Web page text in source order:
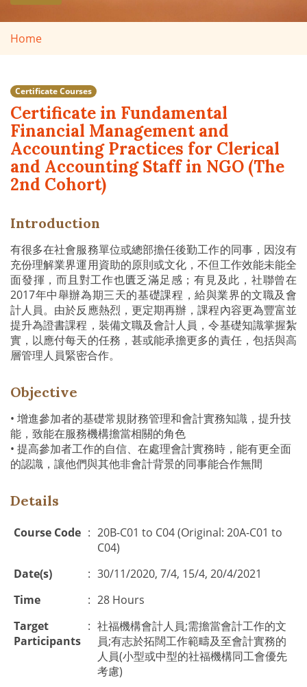
Home
Certificate Courses
Certificate in Fundamental
Financial Management and
Accounting Practices for Clerical
and Accounting Staff in NGO (The
2nd Cohort)
Introduction
有很多在社會服務單位或總部擔任後勤工作的同事，因沒有
充份理解業界運用資助的原則或文化，不但工作效能未能全
面發揮，而且對工作也匱乏滿足感；有見及此，社聯曾在
2017年中舉辦為期三天的基礎課程，給與業界的文職及會
計人員。由於反應熱烈，更定期再辦，課程內容更為豐富並
提升為證書課程，裝備文職及會計人員，令基礎知識掌握紮
實，以應付每天的任務，甚或能承擔更多的責任，包括與高
層管理人員緊密合作。
Objective
• 增進參加者的基礎常規財務管理和會計實務知識，提升技
能，致能在服務機構擔當相關的角色
• 提高參加者工作的自信、在處理會計實務時，能有更全面
的認識，讓他們與其他非會計背景的同事能合作無間
Details
Course Code : 20B-C01 to C04 (Original: 20A-C01 to
C04)
Date(s)
: 30/11/2020, 7/4, 15/4, 20/4/2021
Time
: 28 Hours
Target
Participants
: 社福機構會計人員;需擔當會計工作的文
員;有志於拓闊工作範疇及至會計實務的
人員(小型或中型的社福機構同工會優先
考慮)